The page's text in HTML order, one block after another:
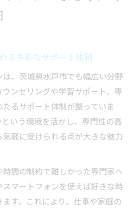
る多彩なサポート体制
、茨城県水戸市でも幅広い分野
ンセリングや学習サポート、専
るサポート体制が整っていま
いう環境を活かし、専門性の高
軽に受けられる点が大きな魅力
間の制約で難しかった専門家へ
マートフォンを使えば好きな時
す。これにより、仕事や家庭の